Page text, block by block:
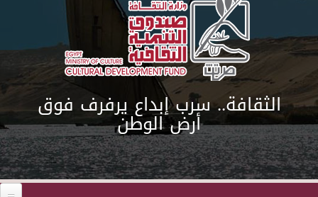
الثقافة.. سرب إبداع يرفرف فوق
أرض الوطن